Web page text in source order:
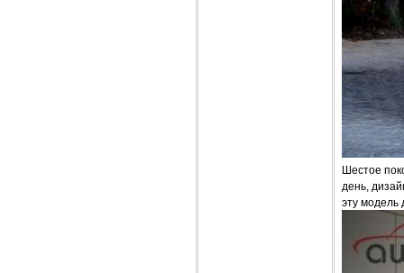
Шестое
день,
эту модель